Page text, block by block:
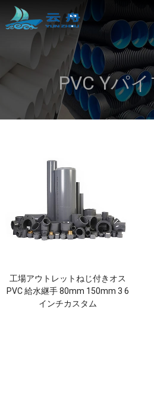
PVC Yパ
工場アウトレットねじ付きオス
PVC 給水継手 80mm 150mm 3 6
インチカスタム